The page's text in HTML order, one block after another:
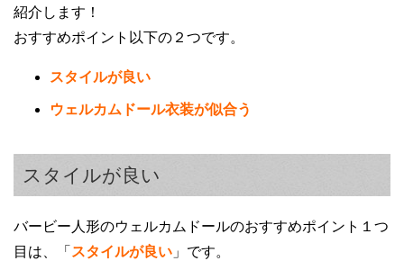
紹介します！
おすすめポイント以下の２つです。
スタイルが良い
ウェルカムドール衣装が似合う
スタイルが良い
バービー人形のウェルカムドールのおすすめポイント１つ
目は、「 スタイルが良い 」です。